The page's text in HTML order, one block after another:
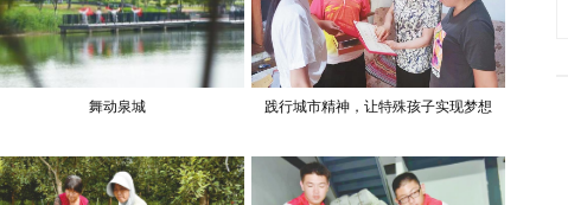
舞动泉城 践行城市精神，让特殊孩子实现梦想